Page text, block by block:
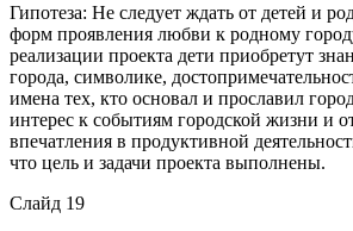
Гипотеза: Не следует ждать от детей и
форм проявления любви к родному
реализации проекта дети приобретут
города, символике,
имена тех, кто основал и прославил
интерес к событиям городской жизни и
впечатления в продуктивной
что цель и задачи проекта выполнены.
Слайд 19